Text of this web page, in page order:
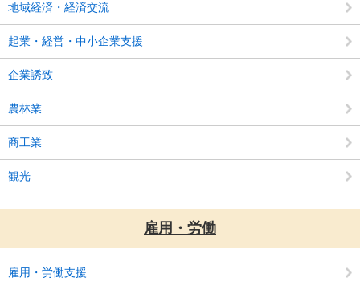
地域経済・経済交流
起業・経営・中小企業支援
企業誘致
農林業
商工業
観光
雇用・労働
雇用・労働支援